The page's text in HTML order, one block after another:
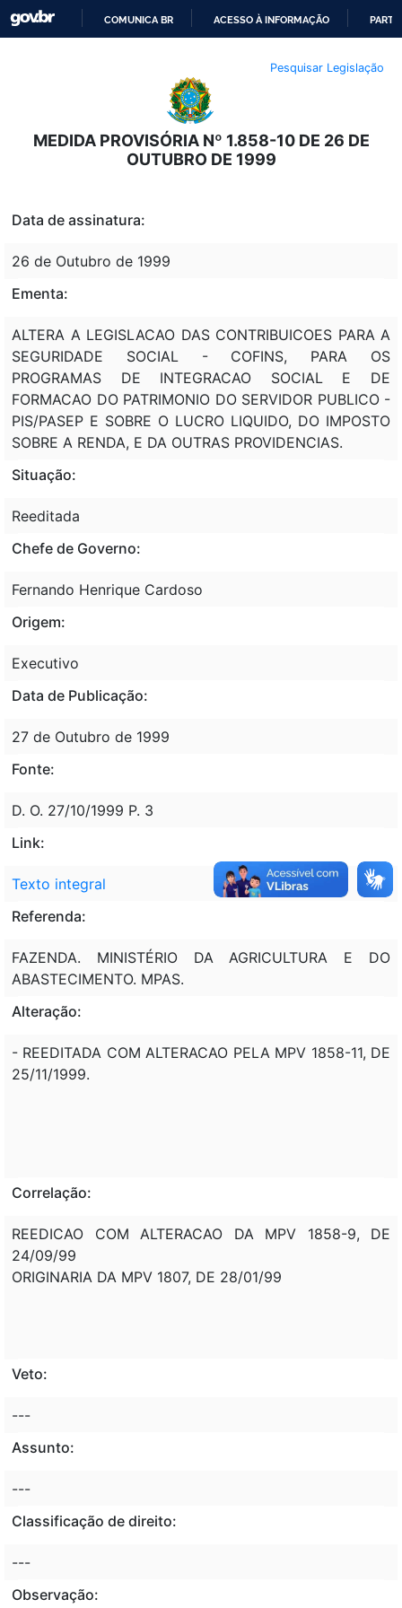
O
CONTEÚDO
COMUNICA BR ACESSO À INFORMAÇÃO
Pesquisar Legislação
MEDIDA PROVISÓRIA Nº 1.858-10 DE 26 DE
OUTUBRO DE 1999
Data de assinatura:
26 de Outubro de 1999
Ementa:
ALTERA A LEGISLACAO DAS CONTRIBUICOES PARA A
SEGURIDADE SOCIAL - COFINS, PARA OS
PROGRAMAS DE INTEGRACAO SOCIAL E DE
FORMACAO DO PATRIMONIO DO SERVIDOR PUBLICO -
PIS/PASEP E SOBRE O LUCRO LIQUIDO, DO IMPOSTO
SOBRE A RENDA, E DA OUTRAS PROVIDENCIAS.
Situação:
Reeditada
Chefe de Governo:
Fernando Henrique Cardoso
Origem:
Executivo
Data de Publicação:
27 de Outubro de 1999
Fonte:
D. O. 27/10/1999 P. 3
Link:
Texto integral
Referenda:
FAZENDA. MINISTÉRIO DA AGRICULTURA E DO
ABASTECIMENTO. MPAS.
Alteração:
- REEDITADA COM ALTERACAO PELA MPV 1858-11, DE
25/11/1999.
Correlação:
REEDICAO COM ALTERACAO DA MPV 1858-9, DE
24/09/99
ORIGINARIA DA MPV 1807, DE 28/01/99
Veto:
---
Assunto:
---
Classificação de direito:
---
Observação: